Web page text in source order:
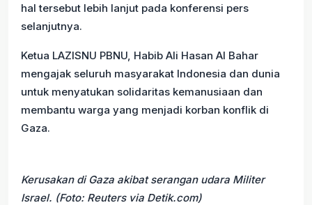
hal tersebut lebih lanjut pada konferensi pers
selanjutnya.
Ketua LAZISNU PBNU, Habib Ali Hasan Al Bahar
mengajak seluruh masyarakat Indonesia dan dunia
untuk menyatukan solidaritas kemanusiaan dan
membantu warga yang menjadi korban konflik di
Gaza.
Kerusakan di Gaza akibat serangan udara Militer
Israel. (Foto: Reuters via Detik.com)